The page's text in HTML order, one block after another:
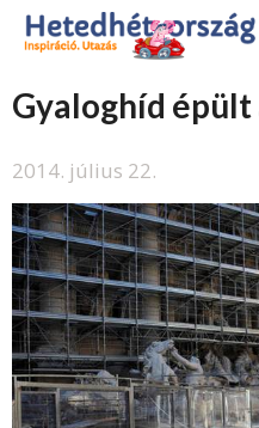
Gyaloghíd
2014. július 22.